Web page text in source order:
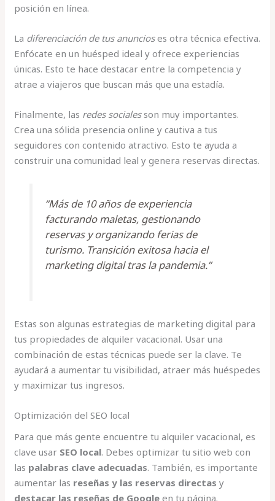
posición en línea.
La diferenciación de tus anuncioses otra técnica efectiva.
Enfócate en un huésped ideal y ofrece experiencias
únicas. Esto te hace destacar entre la competencia y
atrae a viajeros que buscan más que una estadía.
Finalmente, las redes socialesson muy importantes.
Crea una sólida presencia online y cautiva a tus
seguidores con contenido atractivo. Esto te ayuda a
construir una comunidad leal y genera reservas directas.
“Más de 10 años de experiencia
facturando maletas, gestionando
reservas y organizando ferias de
turismo. Transición exitosa hacia el
marketing digital tras la pandemia.”
Estas son algunas estrategias de marketing digital para
tus propiedades de alquiler vacacional. Usar una
combinación de estas técnicas puede ser la clave. Te
ayudará a aumentar tu visibilidad, atraer más huéspedes
y maximizar tus ingresos.
Optimización del SEO local
Para que más gente encuentre tu alquiler vacacional, es
clave usar SEO local. Debes optimizar tu sitio web con
las palabras clave adecuadas. También, es importante
aumentar las reseñas y las reservas directas y
destacar las reseñas de Google en tu página.